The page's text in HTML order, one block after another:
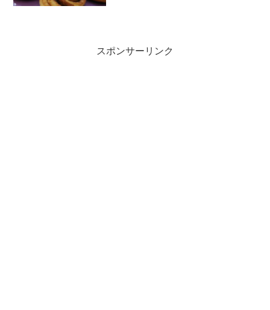
スポンサーリンク